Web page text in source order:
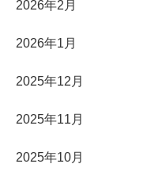
2026年2月
2026年1月
2025年12月
2025年11月
2025年10月